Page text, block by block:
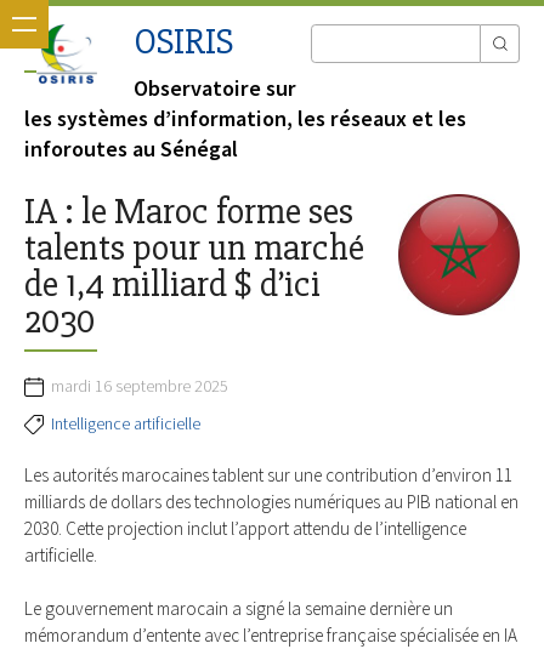
OSIRIS
Observatoire sur
les systèmes d’information, les réseaux et les
inforoutes au Sénégal
IA : le Maroc forme ses
talents pour un marché
de 1,4 milliard $ d’ici
2030
mardi 16 septembre 2025
Intelligence artificielle
Les autorités marocaines tablent sur une contribution d’environ 11
milliards de dollars des technologies numériques au PIB national en
2030. Cette projection inclut l’apport attendu de l’intelligence
artificielle.
Le gouvernement marocain a signé la semaine dernière un
mémorandum d’entente avec l’entreprise française spécialisée en IA